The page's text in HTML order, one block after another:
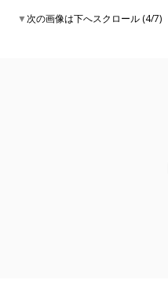
▼次の画像は下へスクロール (4/7)